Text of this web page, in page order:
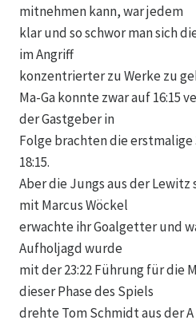
mitnehmen kann, war jedem
klar und so schwor man sich
im Angriff
konzentrierter zu Werke zu
Ma-Ga konnte zwar auf 16:15
der Gastgeber in
Folge brachten die erstmalige
18:15.
Aber die Jungs aus der
mit Marcus Wöckel
erwachte ihr Goalgetter und
Aufholjagd wurde
mit der 23:22 Führung für die
dieser Phase des Spiels
drehte Tom Schmidt aus der